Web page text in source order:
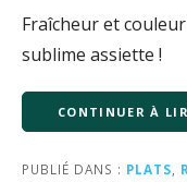
Fraîcheur et
sublime assiette !
CONTINUER À
PUBLIÉ DANS : PLATS,